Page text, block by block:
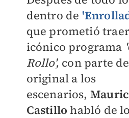
dentro de
que prometió
icónico programa
Rollo', con parte
original a los
escenarios,
Castillo habló de